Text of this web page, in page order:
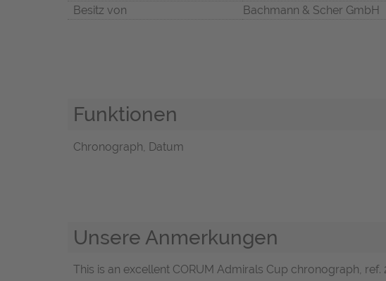
Besitz von
Bachmann & Scher GmbH
Funktionen
Chronograph, Datum
Unsere Anmerkungen
This is an excellent CORUM Admirals Cup chronograph,